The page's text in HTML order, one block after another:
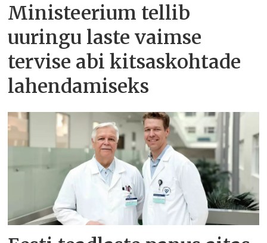
Ministeerium tellib
uuringu laste vaimse
tervise abi kitsaskohtade
lahendamiseks